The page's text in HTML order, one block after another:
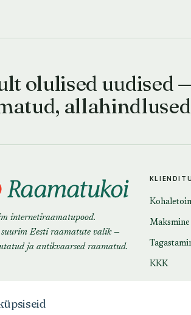
olulised uudised
internetiraamatupood.
Eesti raamatute valik —
ja antikvaarsed raamatud.
Maksmine
KKK